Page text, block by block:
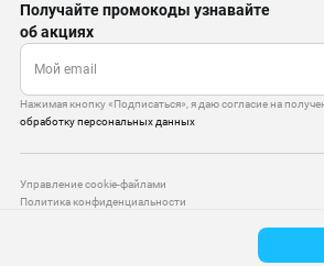
Получайте промокоды узнавайте
об акциях
Нажимая кнопку «Подписаться», я даю согласие на
обработку персональных данных
Управление cookie-файлами
Политика конфиденциальности